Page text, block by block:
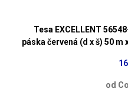
Tesa EXCELLENT
páska červená (d x š) 50 m
od